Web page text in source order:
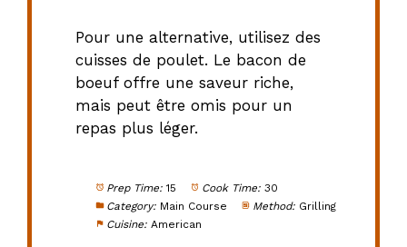
Pour une alternative, utilisez des
cuisses de poulet. Le bacon de
boeuf offre une saveur riche,
mais peut être omis pour un
repas plus léger.
Prep Time: 15 Cook Time: 30
Category: Main Course Method: Grilling
Cuisine: American